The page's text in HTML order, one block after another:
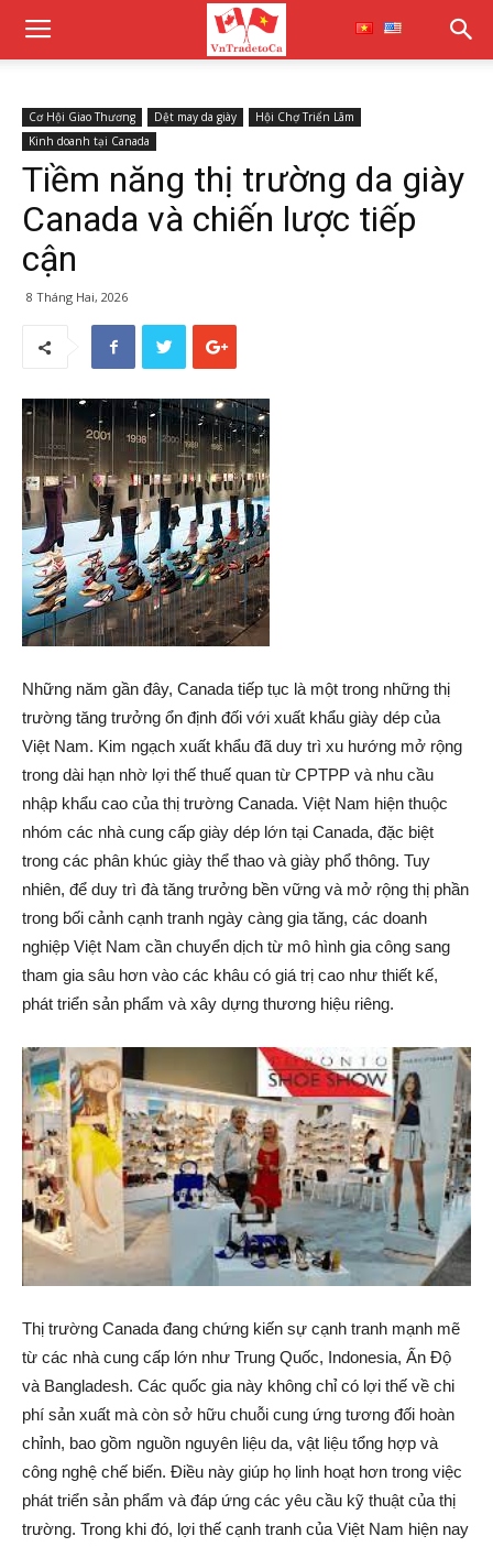
Cơ Hội Giao Thương Dệt may da giày
Hội Chợ Triển Lãm
Kinh doanh tại Canada
Tiềm năng thị trường da giày
Canada và chiến lược tiếp
cận
8 Tháng Hai, 2026
Những năm gần đây, Canada tiếp tục là một trong những thị
trường tăng trưởng ổn định đối với xuất khẩu giày dép của
Việt Nam. Kim ngạch xuất khẩu đã duy trì xu hướng mở rộng
trong dài hạn nhờ lợi thế thuế quan từ CPTPP và nhu cầu
nhập khẩu cao của thị trường Canada. Việt Nam hiện thuộc
nhóm các nhà cung cấp giày dép lớn tại Canada, đặc biệt
trong các phân khúc giày thể thao và giày phổ thông. Tuy
nhiên, để duy trì đà tăng trưởng bền vững và mở rộng thị phần
trong bối cảnh cạnh tranh ngày càng gia tăng, các doanh
nghiệp Việt Nam cần chuyển dịch từ mô hình gia công sang
tham gia sâu hơn vào các khâu có giá trị cao như thiết kế,
phát triển sản phẩm và xây dựng thương hiệu riêng.
Thị trường Canada đang chứng kiến sự cạnh tranh mạnh mẽ
từ các nhà cung cấp lớn như Trung Quốc, Indonesia, Ấn Độ
và Bangladesh. Các quốc gia này không chỉ có lợi thế về chi
phí sản xuất mà còn sở hữu chuỗi cung ứng tương đối hoàn
chỉnh, bao gồm nguồn nguyên liệu da, vật liệu tổng hợp và
công nghệ chế biến. Điều này giúp họ linh hoạt hơn trong việc
phát triển sản phẩm và đáp ứng các yêu cầu kỹ thuật của thị
trường. Trong khi đó, lợi thế cạnh tranh của Việt Nam hiện nay